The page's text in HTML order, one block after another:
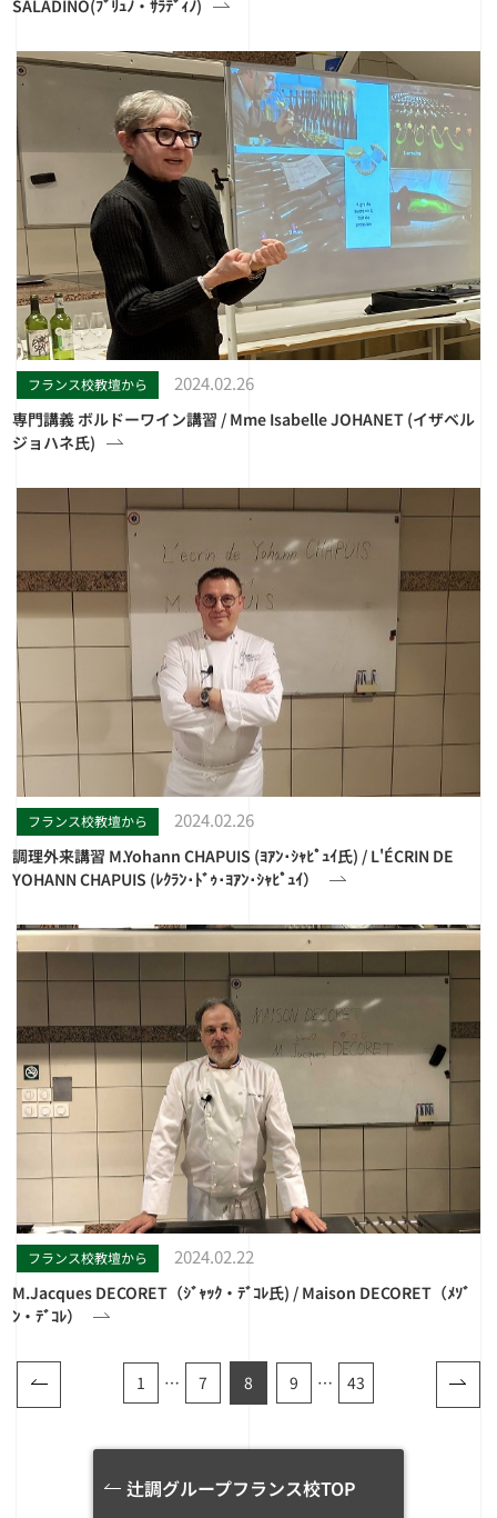
SALADINO(ﾌﾞﾘｭﾉ・ｻﾗﾃﾞｨﾉ)
フランス校教壇から 2024.02.26
専門講義 ボルドーワイン講習 / Mme Isabelle JOHANET (イザベル
ジョハネ氏)
フランス校教壇から 2024.02.26
調理外来講習 M.Yohann CHAPUIS (ﾖｱﾝ･ｼｬﾋﾟｭｲ氏) / L'ÉCRIN DE
YOHANN CHAPUIS (ﾚｸﾗﾝ･ﾄﾞｩ･ﾖｱﾝ･ｼｬﾋﾟｭｲ）
フランス校教壇から 2024.02.22
M.Jacques DECORET（ｼﾞｬｯｸ・ﾃﾞｺﾚ氏) / Maison DECORET（ﾒｿﾞ
ﾝ・ﾃﾞｺﾚ）
1 … 7 8 9 … 43
辻調グループフランス校TOP